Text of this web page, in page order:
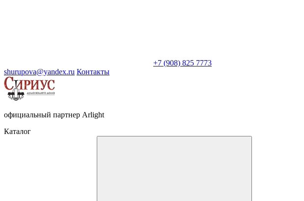
+7 (908) 825 7773
shurupova@yandex.ru Контакты
официальный партнер Arlight
Каталог